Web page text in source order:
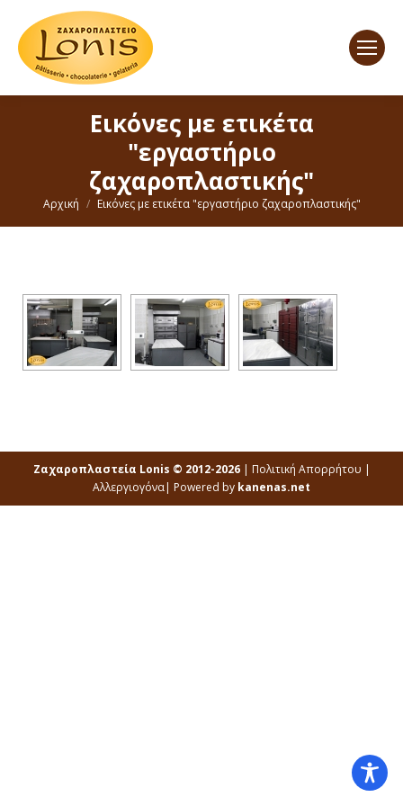
Εικόνες με ετικέτα
"εργαστήριο
ζαχαροπλαστικής"
You are here:
Αρχική Εικόνες με ετικέτα "εργαστήριο ζαχαροπλαστικής"
Ζαχαροπλαστεία Lonis © 2012-2026| Πολιτική Απορρήτου |
Αλλεργιογόνα| Powered by kanenas.net